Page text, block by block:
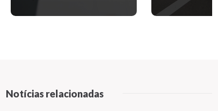
Notícias relacionadas